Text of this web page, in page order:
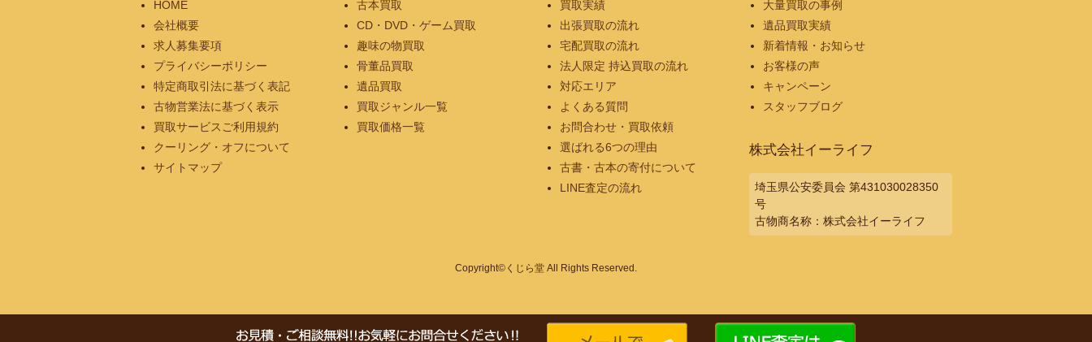
HOME
会社概要
求人募集要項
プライバシーポリシー
特定商取引法に基づく表記
古物営業法に基づく表示
買取サービスご利用規約
クーリング・オフについて
サイトマップ
古本買取
CD・DVD・ゲーム買取
趣味の物買取
骨董品買取
遺品買取
買取ジャンル一覧
買取価格一覧
買取実績
出張買取の流れ
宅配買取の流れ
法人限定 持込買取の流れ
対応エリア
よくある質問
お問合わせ・買取依頼
選ばれる6つの理由
古書・古本の寄付について
LINE査定の流れ
大量買取の事例
遺品買取実績
新着情報・お知らせ
お客様の声
キャンペーン
スタッフブログ
株式会社イーライフ
埼玉県公安委員会 第431030028350
号
古物商名称：株式会社イーライフ
Copyright©くじら堂 All Rights Reserved.